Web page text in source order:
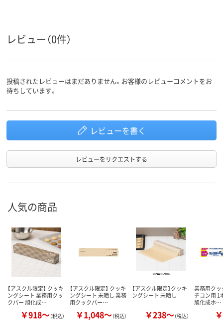
レビュー（0件）
投稿されたレビューはまだありません。お客様のレビューコメントをお
待ちしています。
レビューを書く
レビューをリクエストする
人気の商品
【アスクル限定】 クッキ
ングシート 業務用クッ
クパー 旭化成…
￥918～（税込）
【アスクル限定】 クッキ
ングシート 未晒し 業務
用クックパー…
￥1,048～（税込）
【アスクル限定】クッキ
ングシート 未晒し
￥238～（税込）
業務用クッ
チコン用 1
旭化成ホ…